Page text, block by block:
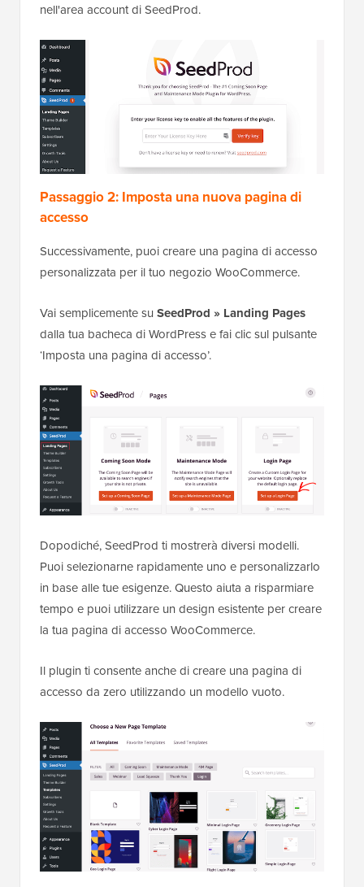
nell'area account di SeedProd.
Passaggio 2: Imposta una nuova pagina di
accesso
Successivamente, puoi creare una pagina di accesso
personalizzata per il tuo negozio WooCommerce.
Vai semplicemente su SeedProd » Landing Pages
dalla tua bacheca di WordPress e fai clic sul pulsante
‘Imposta una pagina di accesso’.
Dopodiché, SeedProd ti mostrerà diversi modelli.
Puoi selezionarne rapidamente uno e personalizzarlo
in base alle tue esigenze. Questo aiuta a risparmiare
tempo e puoi utilizzare un design esistente per creare
la tua pagina di accesso WooCommerce.
Il plugin ti consente anche di creare una pagina di
accesso da zero utilizzando un modello vuoto.